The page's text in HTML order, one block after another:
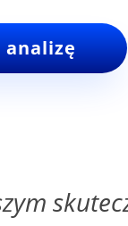
analizę